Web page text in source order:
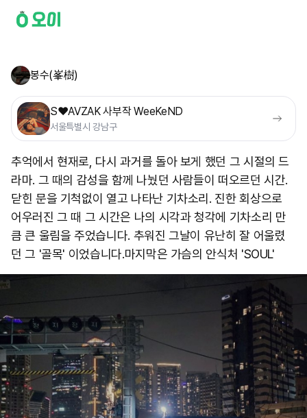
봉수(峯樹)
S❤️AVZAK 사부작 WeeKeND
서울특별시 강남구
추억에서 현재로, 다시 과거를 돌아 보게 했던 그 시절의 드
라마. 그 때의 감성을 함께 나눴던 사람들이 떠오르던 시간.
닫힌 문을 기척없이 열고 나타난 기차소리. 진한 회상으로
어우러진 그 때 그 시간은 나의 시각과 청각에 기차소리 만
큼 큰 울림을 주었습니다. 추워진 그날이 유난히 잘 어울렸
던 그 '골목' 이었습니다. ​마지막은 가슴의 안식처 'SOUL'